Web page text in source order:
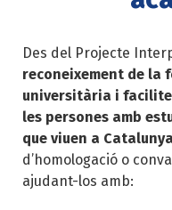
Des del Projecte
reconeixement de la
universitària i
les persones amb
que viuen a
d’homologació o
ajudant-los amb: